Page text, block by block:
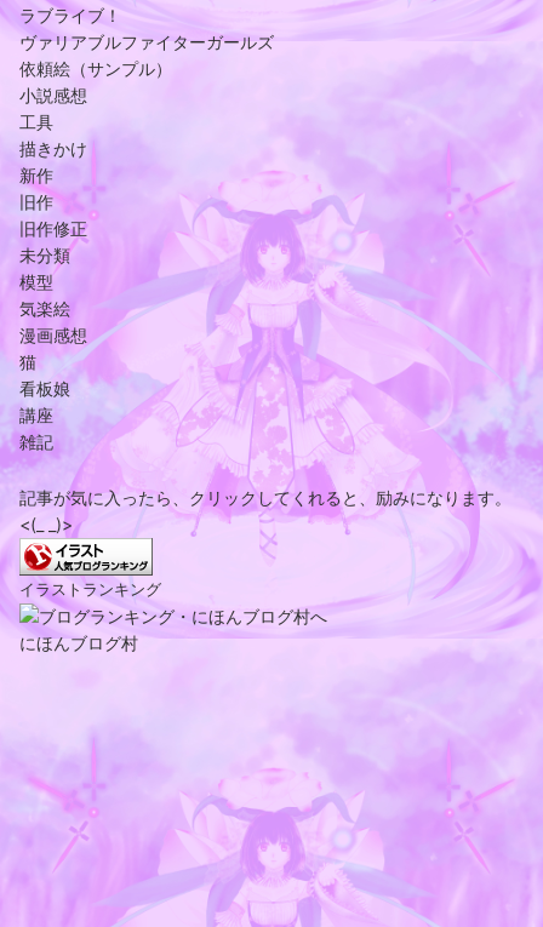
ラブライブ！
ヴァリアブルファイターガールズ
依頼絵（サンプル）
小説感想
工具
描きかけ
新作
旧作
旧作修正
未分類
模型
気楽絵
漫画感想
猫
看板娘
講座
雑記
記事が気に入ったら、クリックしてくれると、励みになります。
<(_ _)>
イラストランキング
にほんブログ村